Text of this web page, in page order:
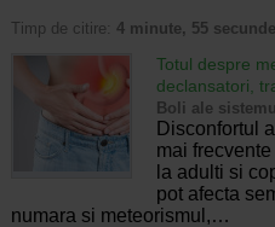
Timp de citire: 4 minute, 55 secunde
Totul despre
declansatori,
Boli ale
Disconfortul
mai
la adulti si
pot afecta
numara si meteorismul,…